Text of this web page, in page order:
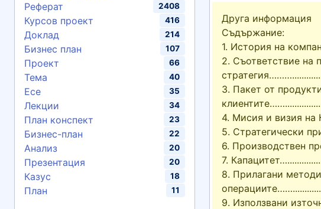
Реферат 2408
Курсов проект 416
Доклад 214
Бизнес план 107
Проект 66
Тема 40
Есе 35
Лекции 34
План конспект 23
Бизнес-план 22
Анализ 20
Презентация 20
Казус 18
План 11
Друга информация
Съдържание:
1. История на
2. Съответствие на
3. Пакет от
4. Мисия и визия на
5. Стратегически
6. Производствен
7.
8. Прилагани
9. Използвани